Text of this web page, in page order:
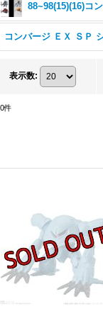
表示数:
件